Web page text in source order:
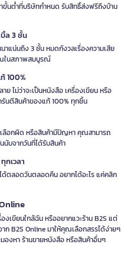
นต่ำที่บริษัทกำหนด รับสิทธิ์ส่งฟรีถึงบ้าน
ล 3 ชั้น
แน่นถึง 3 ชั้น หมดกังวลเรื่องความเสีย
ในสภาพสมบูรณ์
100%
ไม่ว่าจะเป็นหนังสือ เครื่องเขียน หรือ
รันตีสินค้าของแท้ 100% ทุกชิ้น
เลือกผิด หรือสินค้ามีปัญหา คุณสามารถ
นับจากวันที่ได้รับสินค้า
กเวลา
ตลอดวันตลอดคืน อยากได้อะไร แค่คลิก
เขียนใกล้ฉัน หรืออยากแวะร้าน B2S แต่
าก B2S Online มาให้คุณเลือกสรรได้ง่ายๆ
งหา ร้านขายหนังสือ หรือสินค้าอื่นๆ